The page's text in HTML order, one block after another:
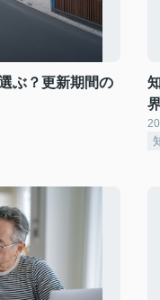
ぶ？更新期間の